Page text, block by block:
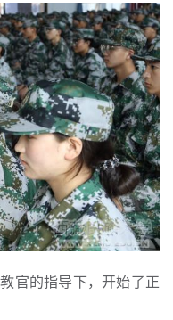
官的指导下，开始了正